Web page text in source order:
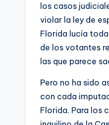
los casos
violar la ley de
Florida lucía
de los votantes
las que parece
Pero no ha sido
con cada
Florida. Para los